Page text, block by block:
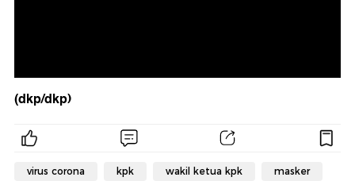
(dkp/dkp)
virus corona kpk wakil ketua kpk masker